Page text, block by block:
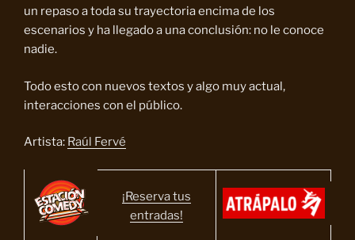
un repaso a toda su trayectoria encima de los
escenarios y ha llegado a una conclusión: no le conoce
nadie.
Todo esto con nuevos textos y algo muy actual,
interacciones con el público.
Artista: Raúl Fervé
¡Reserva tus
entradas!